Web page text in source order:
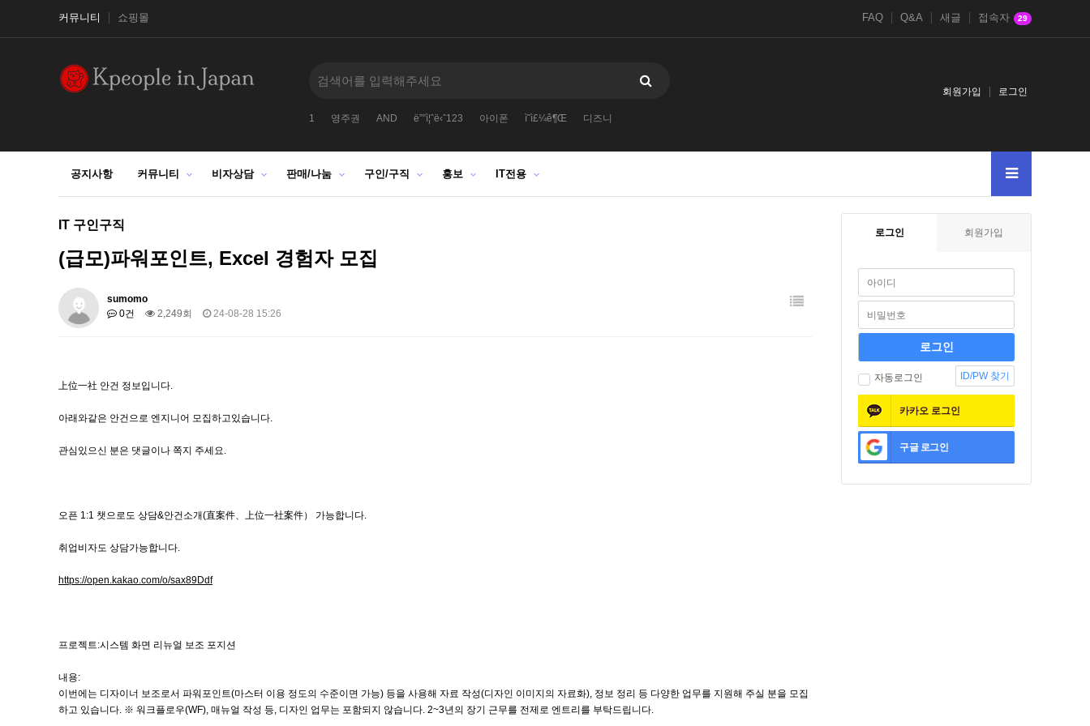
커뮤니티 쇼핑몰 FAQ Q&A 새글 접속자 29
1 영주권 AND ë””ì¦ˆë‹ˆ123 아이폰 ì˜ì£¼ê¶Œ 디즈니
회원가입 로그인
공지사항 커뮤니티 비자상담 판매/나눔 구인/구직 홍보 IT전용
IT 구인구직
(급모)파워포인트, Excel 경험자 모집
sumomo
0건
2,249회 24-08-28 15:26
上位一社 안건 정보입니다.
아래와같은 안건으로 엔지니어 모집하고있습니다.
관심있으신 분은 댓글이나 쪽지 주세요.
오픈 1:1 챗으로도 상담&안건소개(直案件、上位一社案件） 가능합니다.
취업비자도 상담가능합니다.
https://open.kakao.com/o/sax89Ddf
프로젝트:시스템 화면 리뉴얼 보조 포지션
내용:
이번에는 디자이너 보조로서 파워포인트(마스터 이용 정도의 수준이면 가능) 등을 사용해 자료 작성(디자인 이미지의 자료화), 정보 정리 등 다양한 업무를 지원해 주실 분을 모집
하고 있습니다. ※ 워크플로우(WF), 매뉴얼 작성 등, 디자인 업무는 포함되지 않습니다. 2~3년의 장기 근무를 전제로 엔트리를 부탁드립니다.
로그인 회원가입
자동로그인 ID/PW 찾기
카카오 로그인
구글로그인